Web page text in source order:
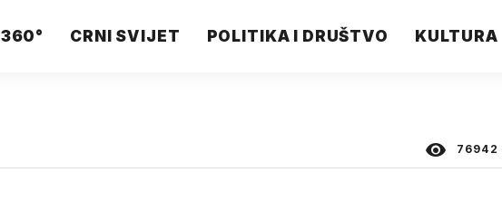
360° CRNI SVIJET POLITIKA I DRUŠTVO KULTURA
76942